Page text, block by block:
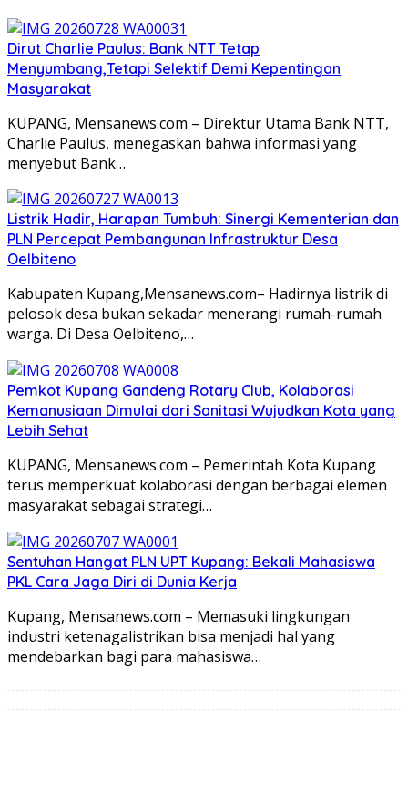
Dirut Charlie Paulus: Bank NTT Tetap
Menyumbang,Tetapi Selektif Demi Kepentingan
Masyarakat
KUPANG, Mensanews.com – Direktur Utama Bank NTT,
Charlie Paulus, menegaskan bahwa informasi yang
menyebut Bank…
Listrik Hadir, Harapan Tumbuh: Sinergi Kementerian dan
PLN Percepat Pembangunan Infrastruktur Desa
Oelbiteno
Kabupaten Kupang,Mensanews.com– Hadirnya listrik di
pelosok desa bukan sekadar menerangi rumah-rumah
warga. Di Desa Oelbiteno,…
Pemkot Kupang Gandeng Rotary Club, Kolaborasi
Kemanusiaan Dimulai dari Sanitasi Wujudkan Kota yang
Lebih Sehat
KUPANG, Mensanews.com – Pemerintah Kota Kupang
terus memperkuat kolaborasi dengan berbagai elemen
masyarakat sebagai strategi…
Sentuhan Hangat PLN UPT Kupang: Bekali Mahasiswa
PKL Cara Jaga Diri di Dunia Kerja
Kupang, Mensanews.com – Memasuki lingkungan
industri ketenagalistrikan bisa menjadi hal yang
mendebarkan bagi para mahasiswa…